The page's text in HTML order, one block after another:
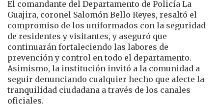
El comandante del Departamento de Policía La
Guajira, coronel Salomón Bello Reyes, resaltó el
compromiso de los uniformados con la seguridad
de residentes y visitantes, y aseguró que
continuarán fortaleciendo las labores de
prevención y control en todo el departamento.
Asimismo, la institución invitó a la comunidad a
seguir denunciando cualquier hecho que afecte la
tranquilidad ciudadana a través de los canales
oficiales.